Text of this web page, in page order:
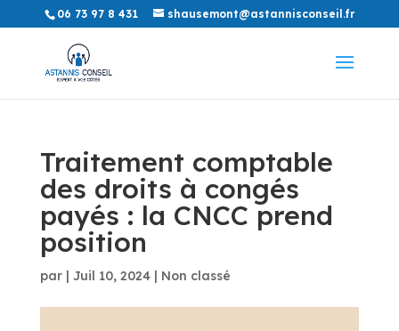
06 73 97 8 431 shausemont@astannisconseil.fr
Traitement comptable
des droits à congés
payés : la CNCC prend
position
par | Juil 10, 2024| Non classé